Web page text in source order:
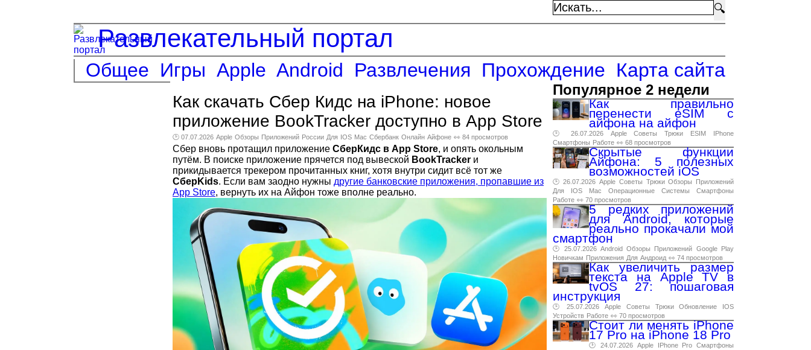
🔍
Развлекательный портал
Общее Игры Apple Android Развлечения Прохождение Карта сайта
Как скачать Сбер Кидс на iPhone: новое
приложение BookTracker доступно в App Store
🕑 07.07.2026 Apple Обзоры Приложений России Для IOS Mac Сбербанк Онлайн Айфоне 👀 84 просмотров
Сбер вновь протащил приложение СберКидс в App Store, и опять окольным
путём. В поиске приложение прячется под вывеской BookTracker и
прикидывается трекером прочитанных книг, хотя внутри сидит всё тот же
СберKids. Если вам заодно нужны другие банковские приложения, пропавшие из
App Store, вернуть их на Айфон тоже вполне реально.
Популярное 2 недели
Как правильно
перенести eSIM с
айфона на айфон
🕑 26.07.2026 Apple Советы Трюки ESIM
IPhone
Смартфоны Работе 👀 68 просмотров
Скрытые функции
Айфона: 5 полезных
возможностей iOS
🕑 26.07.2026 Apple Советы Трюки Обзоры
Приложений
Для
IOS Mac Операционные Системы
Смартфоны
Работе 👀 70 просмотров
5 редких приложений
для Android, которые
реально прокачали мой
смартфон
🕑 25.07.2026 Android Обзоры Приложений Google
Play
Новичкам Приложения Для Андроид 👀 74 просмотров
Как увеличить размер
текста на Apple TV в
tvOS 27: пошаговая
инструкция
🕑 25.07.2026 Apple Советы Трюки Обновление
IOS
Устройств Работе 👀 70 просмотров
Стоит ли менять iPhone
17 Pro на iPhone 18 Pro
🕑 24.07.2026 Apple IPhone Pro Смартфоны